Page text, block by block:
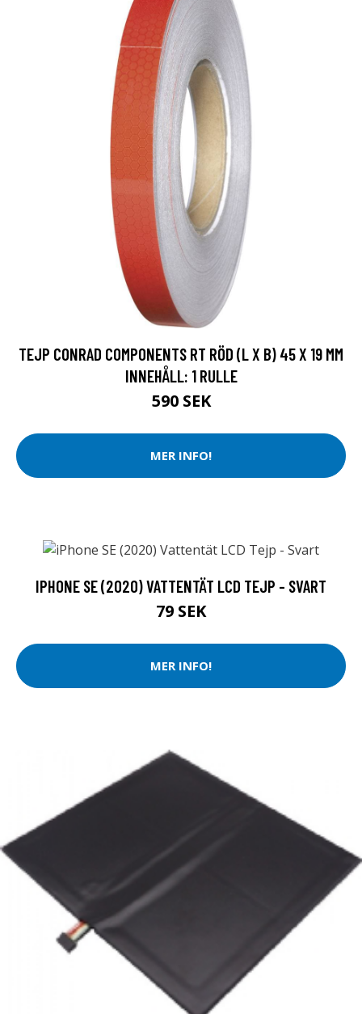
TEJP CONRAD COMPONENTS RT RÖD (L X B) 45 X 19 MM
INNEHÅLL: 1 RULLE
590 SEK
MER INFO!
IPHONE SE (2020) VATTENTÄT LCD TEJP - SVART
79 SEK
MER INFO!